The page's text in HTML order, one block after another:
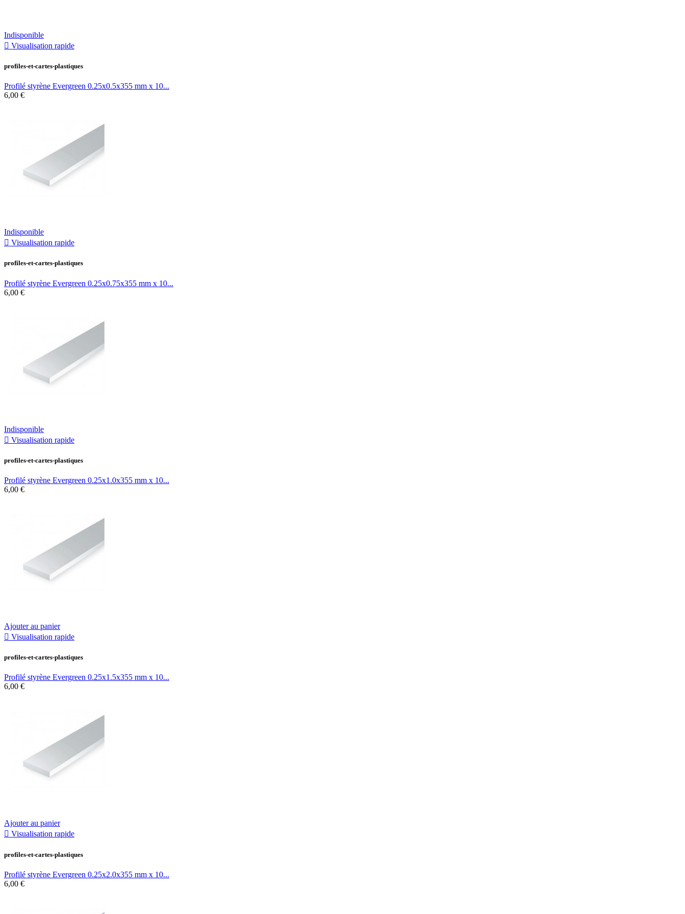
Indisponible
 Visualisation rapide
profiles-et-cartes-plastiques
Profilé styrène Evergreen 0.25x0.5x355 mm x 10...
6,00 €
Indisponible
 Visualisation rapide
profiles-et-cartes-plastiques
Profilé styrène Evergreen 0.25x0.75x355 mm x 10...
6,00 €
Indisponible
 Visualisation rapide
profiles-et-cartes-plastiques
Profilé styrène Evergreen 0.25x1.0x355 mm x 10...
6,00 €
Ajouter au panier
 Visualisation rapide
profiles-et-cartes-plastiques
Profilé styrène Evergreen 0.25x1.5x355 mm x 10...
6,00 €
Ajouter au panier
 Visualisation rapide
profiles-et-cartes-plastiques
Profilé styrène Evergreen 0.25x2.0x355 mm x 10...
6,00 €